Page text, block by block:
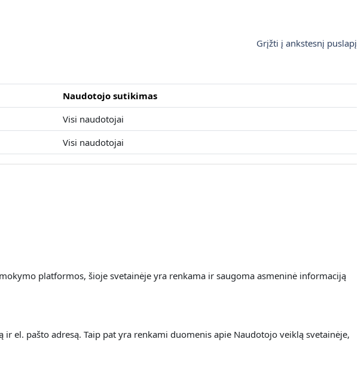
Grįžti į ankstesnį puslapį
Naudotojo sutikimas
Visi naudotojai
Visi naudotojai
platformos, šioje svetainėje yra renkama ir saugoma asmeninė informaciją
el. pašto adresą. Taip pat yra renkami duomenis apie Naudotojo veiklą svetainėje,